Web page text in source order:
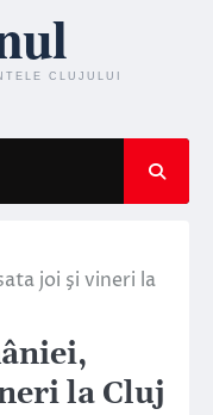
joi şi vineri la
la Cluj